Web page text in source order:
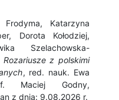
Katarzyna
Dorota Kołodziej,
Szelachowska-
Rozariusze z polskimi
, red. nauk. Ewa
Maciej Godny,
z dnia: 9.08.2026 r.